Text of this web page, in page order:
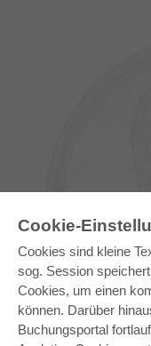
Cookie-
Cookies sind kleine
sog. Session
Cookies, um einen
können. Darüber
Buchungsportal
Fachbereichspakete
Pick & Choose
Häufig gestellte Fragen (FAQ)